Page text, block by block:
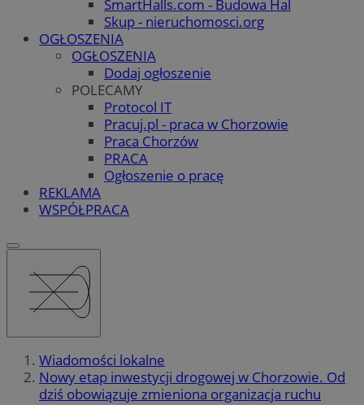
SmartHalls.com - Budowa Hal
Skup - nieruchomosci.org
OGŁOSZENIA
OGŁOSZENIA
Dodaj ogłoszenie
POLECAMY
Protocol IT
Pracuj.pl - praca w Chorzowie
Praca Chorzów
PRACA
Ogłoszenie o pracę
REKLAMA
WSPÓŁPRACA
Wiadomości lokalne
Nowy etap inwestycji drogowej w Chorzowie. Od
dziś obowiązuje zmieniona organizacja ruchu